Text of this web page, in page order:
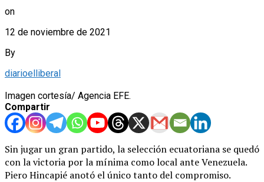
on
12 de noviembre de 2021
By
diarioelliberal
Imagen cortesía/ Agencia EFE.
Compartir
Sin jugar un gran partido, la selección ecuatoriana se quedó
con la victoria por la mínima como local ante Venezuela.
Piero Hincapié anotó el único tanto del compromiso.